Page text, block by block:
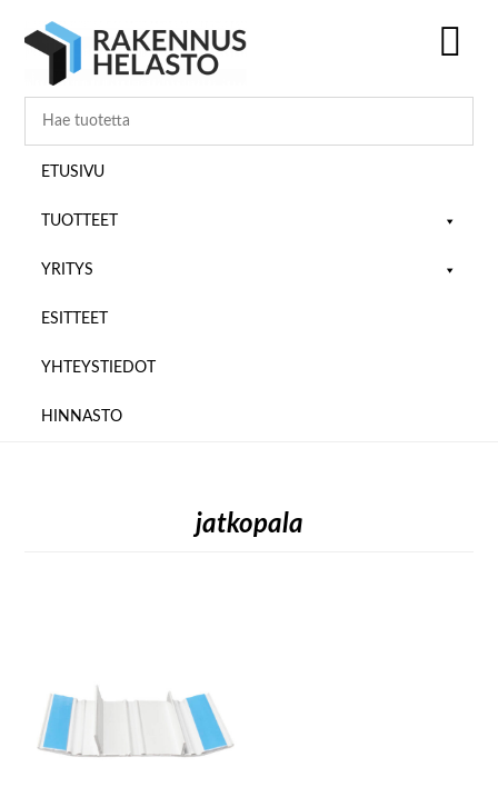
pääsisältöön
ensisijaiseen
alatunnisteeseen
ETUSIVU
TUOTTEET
YRITYS
ESITTEET
YHTEYSTIEDOT
HINNASTO
jatkopala